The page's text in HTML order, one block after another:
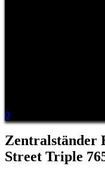
0
Street Triple